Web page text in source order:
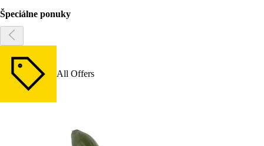
Špeciálne ponuky
All Offers